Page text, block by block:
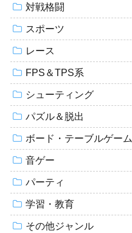
対戦格闘
スポーツ
レース
FPS＆TPS系
シューティング
パズル＆脱出
ボード・テーブルゲーム
音ゲー
パーティ
学習・教育
その他ジャンル